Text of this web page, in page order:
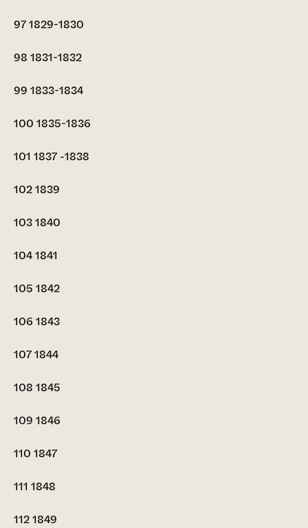
971829-1830
98 1831-1832
99 1833-1834
100 1835-1836
101 1837 -1838
1021839
1031840
1041841
105 1842
106 1843
1071844
108 1845
109 1846
110 1847
111 1848
1121849